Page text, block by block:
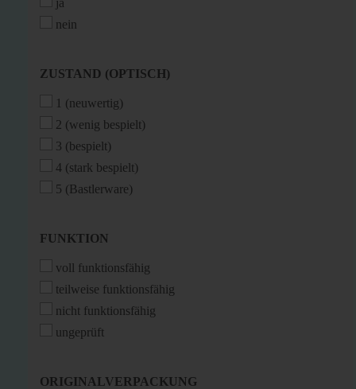
ja
nein
ZUSTAND
ZUSTAND (OPTISCH)
1 (neuwertig)
2 (wenig bespielt)
3 (bespielt)
4 (stark bespielt)
5 (Bastlerware)
FUNKTION
FUNKTION
voll funktionsfähig
teilweise funktionsfähig
nicht funktionsfähig
ungeprüft
ORIGINALVERPACKUNG
ORIGINALVERPACKUNG